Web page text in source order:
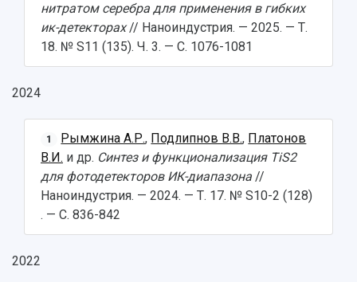
нитратом серебра для применения в гибких
ик-детекторах// Наноиндустрия. — 2025. — Т.
18. № S11 (135). Ч. 3. — С. 1076-1081
2024
1 Рымжина А.Р., Подлипнов В.В., Платонов
В.И. и др. Синтез и функционализация TiS2
для фотодетекторов ИК-диапазона //
Наноиндустрия. — 2024. — Т. 17. № S10-2 (128)
. — С. 836-842
2022